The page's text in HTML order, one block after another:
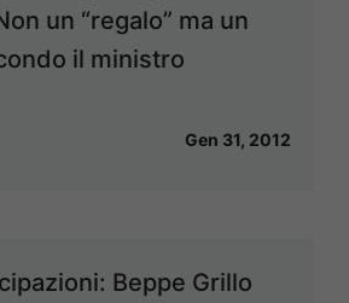
un “regalo” ma un
il ministro
Gen 31, 2012
Beppe Grillo